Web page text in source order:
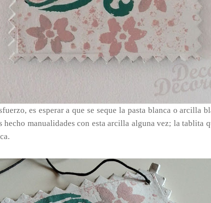
es esperar a que se seque la pasta blanca o arcilla
manualidades con esta arcilla alguna vez; la tablita